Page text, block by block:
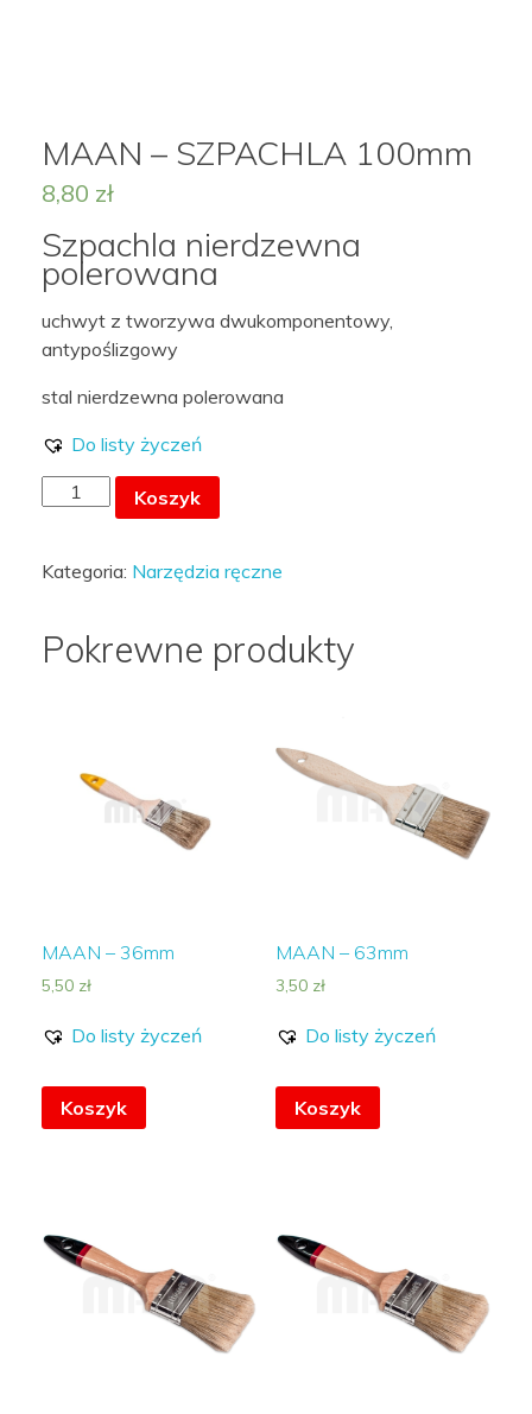
LISTA ŻYCZEŃ –
MAAN – SZPACHLA 100mm
8,80 zł
Szpachla nierdzewna
polerowana
uchwyt z tworzywa dwukomponentowy,
antypoślizgowy
stal nierdzewna polerowana
Do listy życzeń
ilość
SZPACHLA
Koszyk
Kategoria: Narzędzia ręczne
Pokrewne produkty
MAAN – 36mm
5,50 zł
Do listy życzeń
Koszyk
MAAN – 63mm
3,50 zł
Do listy życzeń
Koszyk